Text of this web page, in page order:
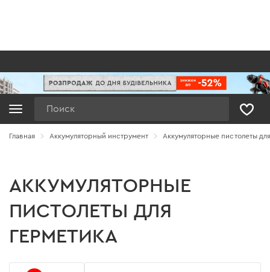
Главная Аккумуляторный инструмент Аккумуляторные пистолеты
АККУМУЛЯТОРНЫЕ
ПИСТОЛЕТЫ ДЛЯ
ГЕРМЕТИКА